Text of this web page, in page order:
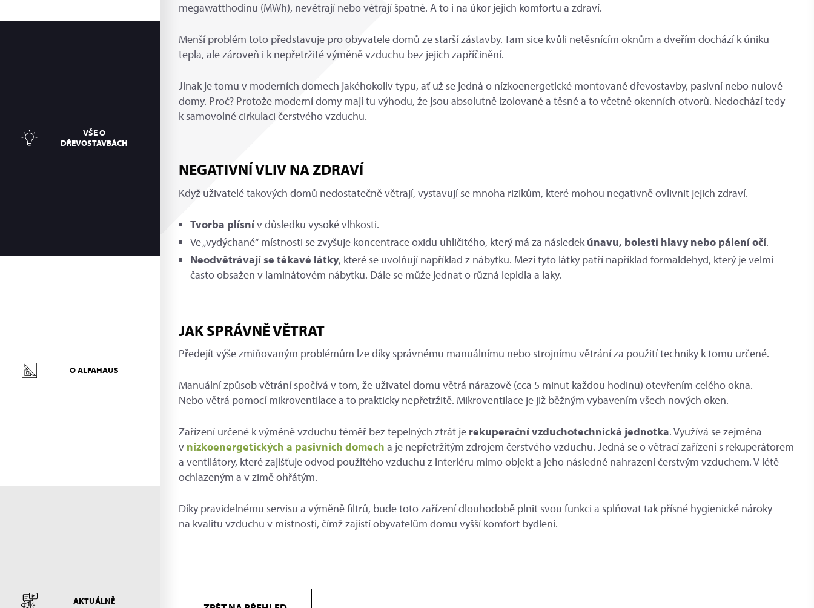
VŠE O
DŘEVOSTAVBÁCH
O ALFAHAUS
AKTUÁLNĚ
megawatthodinu (MWh), nevětrají nebo větrají špatně. A to i na úkor jejich komfortu a zdraví.
Menší problém toto představuje pro obyvatele domů ze starší zástavby. Tam sice kvůli netěsnícím oknům a dveřím dochází k úniku
tepla, ale zároveň i k nepřetržité výměně vzduchu bez jejich zapříčinění.
Jinak je tomu v moderních domech jakéhokoliv typu, ať už se jedná o nízkoenergetické montované dřevostavby, pasivní nebo nulové
domy. Proč? Protože moderní domy mají tu výhodu, že jsou absolutně izolované a těsné a to včetně okenních otvorů. Nedochází tedy
k samovolné cirkulaci čerstvého vzduchu.
NEGATIVNÍ VLIV NA ZDRAVÍ
Když uživatelé takových domů nedostatečně větrají, vystavují se mnoha rizikům, které mohou negativně ovlivnit jejich zdraví.
Tvorba plísnív důsledku vysoké vlhkosti.
Ve „vydýchané“ místnosti se zvyšuje koncentrace oxidu uhličitého, který má za následek únavu, bolesti hlavy nebo pálení očí.
Neodvětrávají se těkavé látky, které se uvolňují například z nábytku. Mezi tyto látky patří například formaldehyd, který je velmi
často obsažen v laminátovém nábytku. Dále se může jednat o různá lepidla a laky.
JAK SPRÁVNĚ VĚTRAT
Předejít výše zmiňovaným problémům lze díky správnému manuálnímu nebo strojnímu větrání za použití techniky k tomu určené.
Manuální způsob větrání spočívá v tom, že uživatel domu větrá nárazově (cca 5 minut každou hodinu) otevřením celého okna.
Nebo větrá pomocí mikroventilace a to prakticky nepřetržitě. Mikroventilace je již běžným vybavením všech nových oken.
Zařízení určené k výměně vzduchu téměř bez tepelných ztrát je rekuperační vzduchotechnická jednotka. Využívá se zejména
v nízkoenergetických a pasivních domech a je nepřetržitým zdrojem čerstvého vzduchu. Jedná se o větrací zařízení s rekuperátorem
a ventilátory, které zajišťuje odvod použitého vzduchu z interiéru mimo objekt a jeho následné nahrazení čerstvým vzduchem. V létě
ochlazeným a v zimě ohřátým.
Díky pravidelnému servisu a výměně filtrů, bude toto zařízení dlouhodobě plnit svou funkci a splňovat tak přísné hygienické nároky
na kvalitu vzduchu v místnosti, čímž zajistí obyvatelům domu vyšší komfort bydlení.